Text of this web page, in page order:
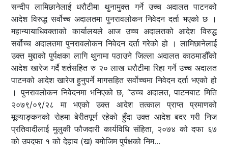
सन्दीप लामिछानेलाई धरौटीमा थुनामुक्त गर्ने उच्च अदालत पाटनको
आदेश विरुद्ध सर्वोच्च अदालतमा पुनरावलोकन निवेदन दर्ता भएको छ ।
महान्यायाधिवक्ताको कार्यालयले आज उच्च अदालतको आदेश विरुद्ध
सर्वोच्च अदालतमा पुनरावलोकन निवेदन दर्ता गरेको हो । लामिछानेलाई
उक्त मुद्दाको पुर्पक्षका लागि थुनामा पठाउने जिल्ला अदालत काठमाडौँको
आदेश खारेज गर्दै शर्तसहित रु २० लाख धरौटीमा रिहा गर्ने उच्च अदालत
पाटनको आदेश खारेज हुनुपर्ने मागसहित सर्वोच्चमा निवेदन दर्ता भएको हो
। पुनरावलोकन निवेदनमा भनिएको छ, “उच्च अदालत, पाटनबाट मिति
२०७९/०९/२८ मा भएको उक्त आदेश तत्काल प्राप्त प्रमाणको
मूल्याङ्कनको रोहमा बेरीतपूर्ण रहेको हुँदा उक्त आदेश बदर गरी निज
प्रतिवादीलाई मुलुकी फौजदारी कार्यविधि संहिता, २०७४ को दफा ६७
को उपदफा १ को देहाय (ख) बमोजिम पुर्पक्षको निम...